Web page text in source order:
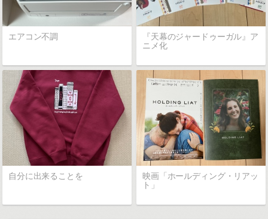
エアコン不調
『天幕のジャードゥーガル』ア
ニメ化
自分に出来ることを
映画「ホールディング・リアッ
ト」